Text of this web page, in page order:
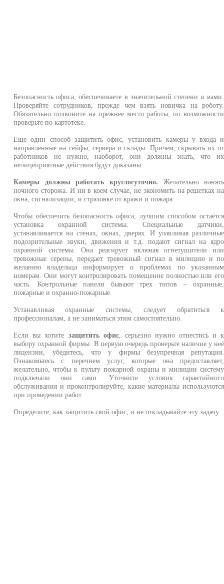
Безопасность офиса, обеспечиваете в значительной степени и вами.
Проверяйте сотрудников, прежде чем взять новичка на роботу.
Обязательно позвоните на прежнее место работы, по возможности
проверьте по картотеке.
Еще один способ защитить офис, установить камеры у входа и
направленные на сейфы, сервера и склады. Причем, скрывать их от
работников не нужно, наоборот, они должны знать, что их
нелицеприятные действия будут доказаны.
Камеры должны работать круглосуточно. Желательно нанять
ночного сторожа. И ни в коем случае, не экономить на решетках на
окна, сигнализации, и страховке от кражи и пожара.
Чтобы обеспечить безопасность офиса, лучшим способом остаётся
установка охранной системы. Специальные датчики,
устанавливается на стенах, окнах, дверях. И улавливая различные
подозрительные звуки, движения и т.д. подают сигнал на ядро
охранной системы. Она реагирует включая огнетушители или
тревожные серены, передает тревожный сигнал в милицию и по
желанию владельца информирует о проблемах по указанным
номерам. Они могут контролировать помещение полностью или его
часть. Контрольные панели бывают трех типов – охранные,
пожарные и охранно-пожарные.
Устанавливая охранные системы, следует обратиться к
профессионалам, а не заниматься этим самостоятельно.
Если вы хотите защитить офис, серьезно нужно отнестись и к
выбору охранной фирмы. В первую очередь проверьте наличие у неё
лицензии, убедитесь, что у фирмы безупречная репутация.
Ознакомьтесь с перечнем услуг, которые она предоставляет,
желательно, чтобы к пульту пожарной охраны и милиции систему
подключали они сами. Уточните условия гарантийного
обслуживания и проконтролируйте, какие материалы используются
при проведении работ.
Определите, как защитить свой офис, и не откладывайте эту задачу.